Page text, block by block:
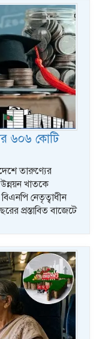
৬০৬ কোটি
তারুণ্যের
খাতকে
নেতৃত্বাধীন
প্রস্তাবিত বাজেটে